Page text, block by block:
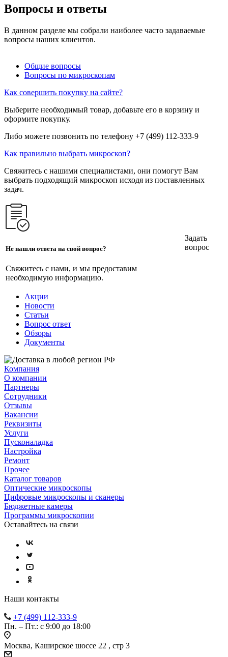
Вопросы и ответы
В данном разделе мы собрали наиболее часто задаваемые
вопросы наших клиентов.
Общие вопросы
Вопросы по микроскопам
Как совершить покупку на сайте?
Выберите необходимый товар, добавьте его в корзину и
оформите покупку.
Либо можете позвонить по телефону +7 (499) 112-333-9
Как правильно выбрать микроскоп?
Свяжитесь с нашими специалистами, они помогут Вам
выбрать подходящий микроскоп исходя из поставленных
задач.
Не нашли ответа на свой вопрос?
Свяжитесь с нами, и мы предоставим
необходимую информацию.
Задать
вопрос
Акции
Новости
Статьи
Вопрос ответ
Обзоры
Документы
Компания
О компании
Партнеры
Сотрудники
Отзывы
Вакансии
Реквизиты
Услуги
Пусконаладка
Настройка
Ремонт
Прочее
Каталог товаров
Оптические микроскопы
Цифровые микроскопы и сканеры
Бюджетные камеры
Программы микроскопии
Оставайтесь на связи
Наши контакты
+7 (499) 112-333-9
Пн. – Пт.: с 9:00 до 18:00
Москва, Каширское шоссе 22 , стр 3